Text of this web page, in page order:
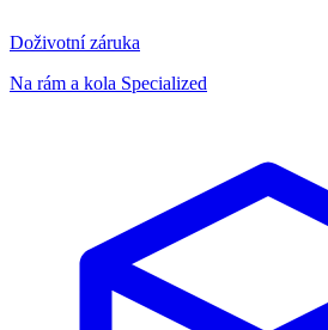
Doživotní záruka
Na rám a kola Specialized